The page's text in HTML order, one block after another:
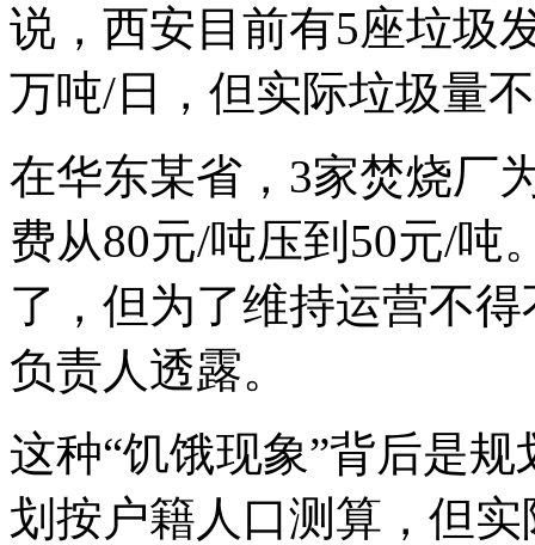
说，西安目前有5座垃圾
万吨/日，但实际垃圾量
在华东某省，3家焚烧厂
费从80元/吨压到50元/吨
了，但为了维持运营不
负责人透露。
这种“饥饿现象”背后是
划按户籍人口测算，但